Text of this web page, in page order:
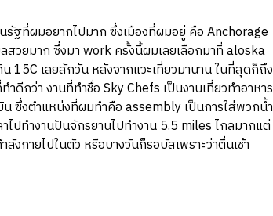
ฐที่ผมอยากไปมาก ซึ่งเมืองที่ผมอยู่ คือ Anchorage
ลสวยมาก ซึ่งมา work ครั้งนี้ผมเลยเลือกมาที่ aloska
15C เลยสักวัน หลังจากแวะเที่ยวมานาน ในที่สุดก็ถึง
ำดีกว่า งานที่ทำชื่อ Sky Chefs เป็นงานเที่ยวทำอาหาร
น ซึ่งตำแหน่งที่ผมทำคือ assembly เป็นการใส่พวกน้ำ
าไปทำงานปันจักรยานไปทำงาน 5.5 miles ไกลมากแต่
ลังกายไปในตัว หรือบางวันก็รอบัสเพราะว่าตื่นเช้า